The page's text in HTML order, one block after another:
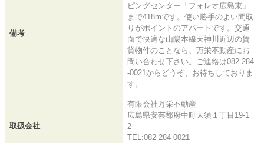
備考
ピングセンター「フォレオ広島東」
まで418mです。使い勝手のよい間取
りがポイントのアパートです。交通
面で快適な山陽本線天神川近辺の賃
貸物件のことなら、万栄不動産にお
問い合わせ下さい。ご連絡は082-284
-0021からどうぞ、お待ちしておりま
す。
取扱会社
有限会社万栄不動産
広島県安芸郡府中町大須１丁目19-1
2
TEL:082-284-0021